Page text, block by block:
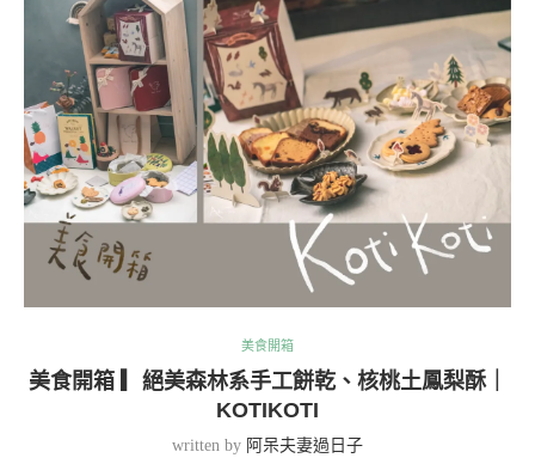
美食開箱
美食開箱 ▎絕美森林系手工餅乾、核桃土鳳梨酥｜
KOTIKOTI
written by 阿呆夫妻過日子